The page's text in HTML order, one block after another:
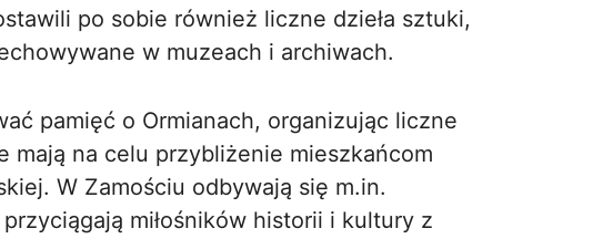
po sobie również liczne dzieła sztuki,
w muzeach i archiwach.
pamięć o Ormianach, organizując liczne
na celu przybliżenie mieszkańcom
W Zamościu odbywają się m.in.
miłośników historii i kultury z